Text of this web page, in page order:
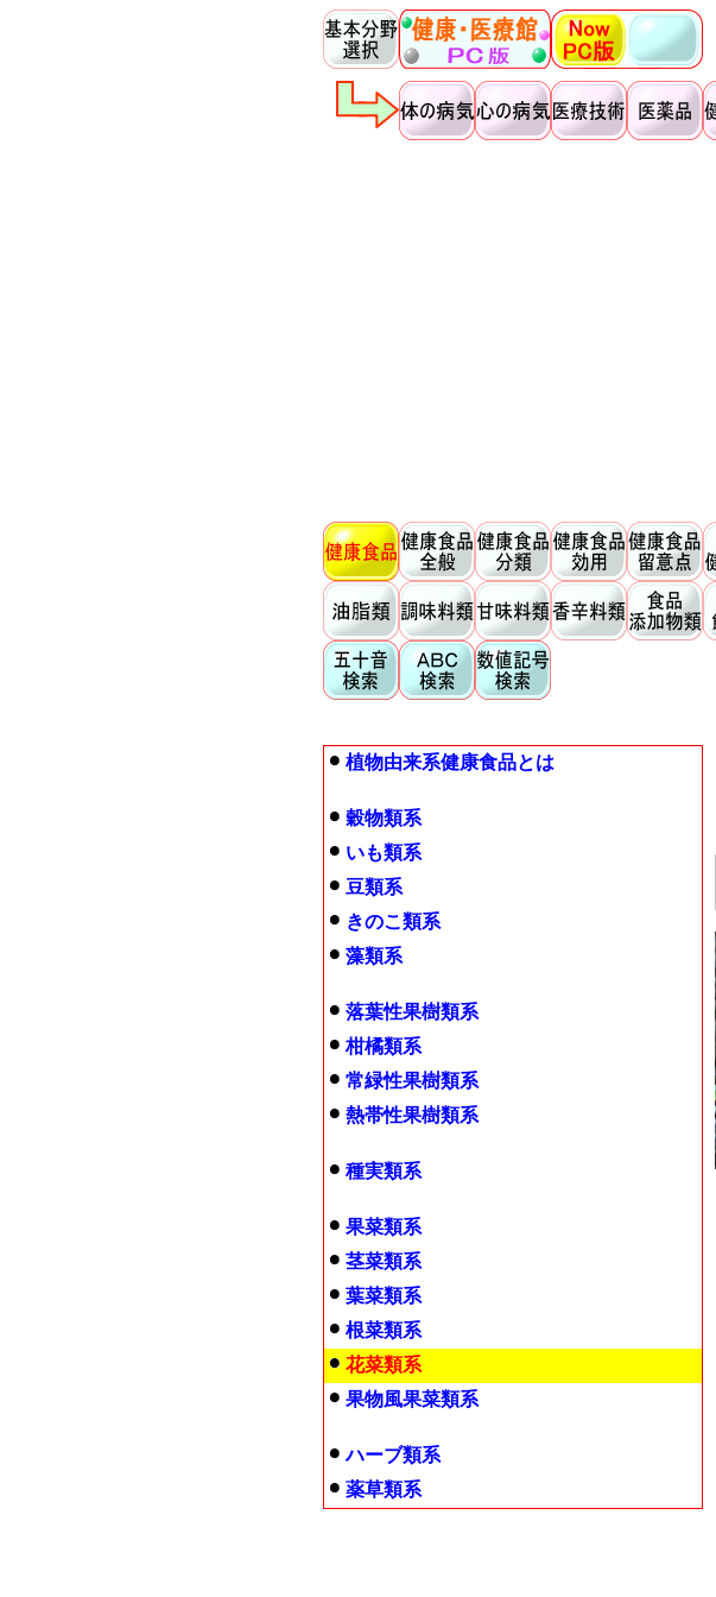
植物由来系健康食品とは
穀物類系
いも類系
豆類系
きのこ類系
藻類系
落葉性果樹類系
柑橘類系
常緑性果樹類系
熱帯性果樹類系
種実類系
果菜類系
茎菜類系
葉菜類系
根菜類系
花菜類系
果物風果菜類系
ハーブ類系
薬草類系